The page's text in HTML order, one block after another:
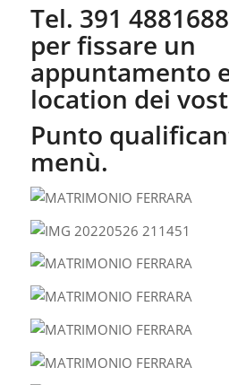
Tel. 391
per fissare un
appuntamento
location dei
Punto
menù.